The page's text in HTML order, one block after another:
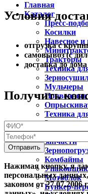
Главная
Каталог
Пресс-
Косилки
Навесное и
Тракторы
Техника
Мульчеры
Техника
Запчасти
запчасти
Комбайны
Мотоблок
Бункер-
Условия
отгрузка с
самовывоз (с
доставка до дома
Получить
Нажимая кнопку, я
персональных
законом от